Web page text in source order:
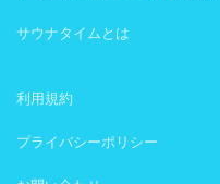
サウナタイムとは
利用規約
プライバシーポリシー